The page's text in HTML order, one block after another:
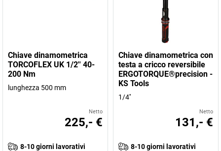
Chiave dinamometrica
TORCOFLEX UK 1/2'' 40-
200 Nm
lunghezza 500 mm
Netto
225,- €
8-10 giorni lavorativi
Chiave dinamometrica con
testa a cricco reversibile
ERGOTORQUE®precision -
KS Tools
1/4''
Netto
131,- €
8-10 giorni lavorativi